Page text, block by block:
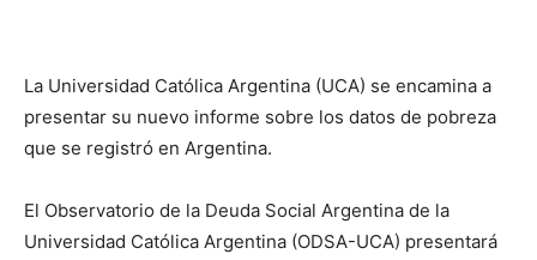
La Universidad Católica Argentina (UCA) se encamina a
presentar su nuevo informe sobre los datos de pobreza
que se registró en Argentina.
El Observatorio de la Deuda Social Argentina de la
Universidad Católica Argentina (ODSA-UCA) presentará